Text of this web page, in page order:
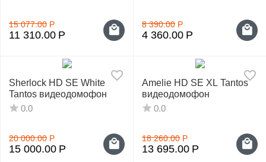
15 077.00 Р
11 310.00 Р
8 390.00 Р
4 360.00 Р
Sherlock HD SE White
Tantos видеодомофон
0.0
20 000.00 Р
15 000.00 Р
Amelie HD SE XL Tantos
видеодомофон
0.0
18 260.00 Р
13 695.00 Р